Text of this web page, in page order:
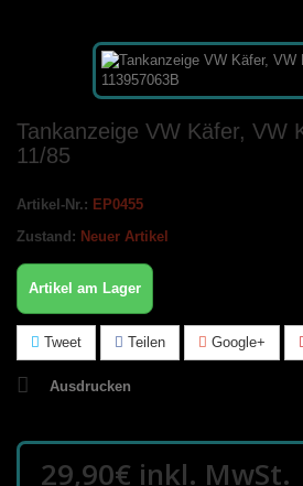
Tankanzeige VW Käfer, VW
11/85
Artikel-Nr.: EP0455
Zustand: Neuer Artikel
Artikel am Lager
Tweet Teilen Google+
Ausdrucken
29,90€ inkl. MwSt.